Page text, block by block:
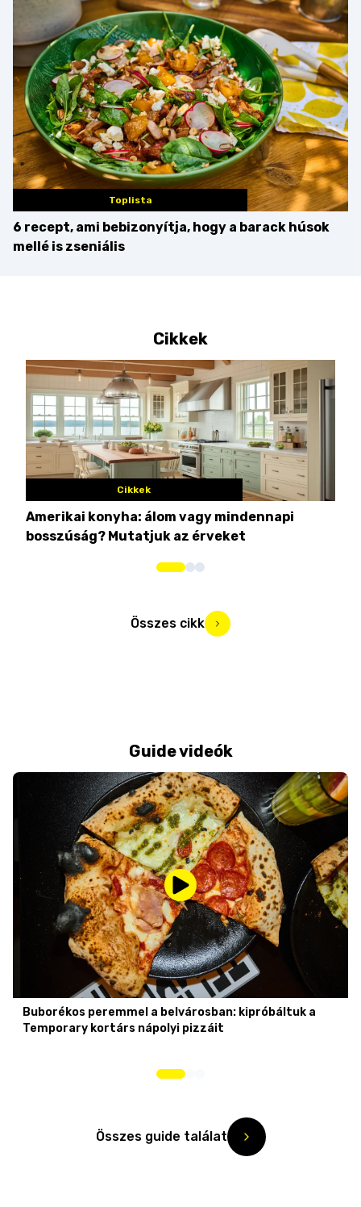
érdemes enni mellé?
Toplista
6 recept, ami bebizonyítja, hogy a barack húsok
mellé is zseniális
Cikkek
Cikkek
Amerikai konyha: álom vagy mindennapi
bosszúság? Mutatjuk az érveket
Összes cikk
Guide videók
Buborékos peremmel a belvárosban: kipróbáltuk a
Temporary kortárs nápolyi pizzáit
Összes guide találat